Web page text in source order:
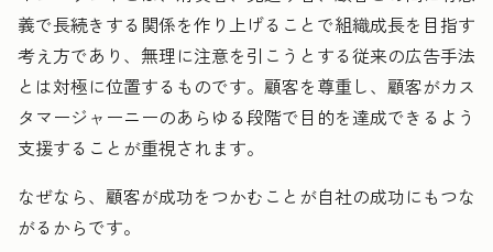
義で長続きする関係を作り上げることで組織成長を目指す
考え方であり、無理に注意を引こうとする従来の広告手法
とは対極に位置するものです。顧客を尊重し、顧客がカス
タマージャーニーのあらゆる段階で目的を達成できるよう
支援することが重視されます。
なぜなら、顧客が成功をつかむことが自社の成功にもつな
がるからです。